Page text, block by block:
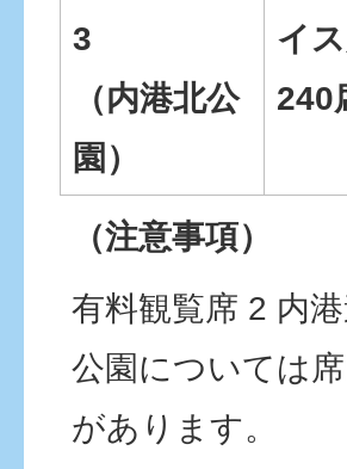
3
（内港北公
園）
イ
240
（注意事項）
有料観覧席 2 内
公園については
があります。